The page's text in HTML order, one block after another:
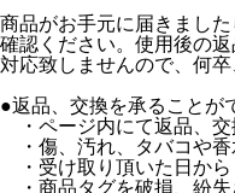
商品がお手元に届きまし
確認ください。使用後の
対応致しませんので、何
●返品、交換を承ることが
・ページ内にて返品、交
・傷、汚れ、タバコや香
・受け取り頂いた日から
・商品タグを破損、紛失